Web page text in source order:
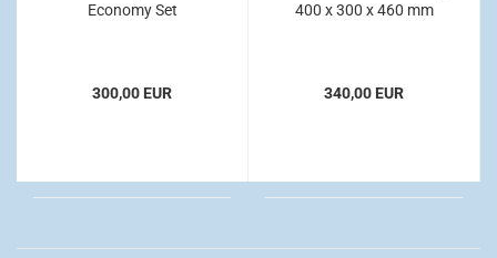
Economy Set
300,00 EUR
400 x 300 x 460 mm
340,00 EUR